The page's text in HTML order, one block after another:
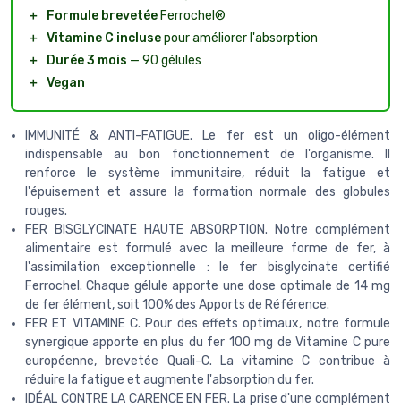
＋
Formule brevetée Ferrochel®
＋ Vitamine C inclusepour améliorer l'absorption
＋
Durée 3 mois — 90 gélules
＋ Vegan
IMMUNITÉ & ANTI-FATIGUE. Le fer est un oligo-élément
indispensable au bon fonctionnement de l'organisme. Il
renforce le système immunitaire, réduit la fatigue et
l'épuisement et assure la formation normale des globules
rouges.
FER BISGLYCINATE HAUTE ABSORPTION. Notre complément
alimentaire est formulé avec la meilleure forme de fer, à
l'assimilation exceptionnelle : le fer bisglycinate certifié
Ferrochel. Chaque gélule apporte une dose optimale de 14 mg
de fer élément, soit 100% des Apports de Référence.
FER ET VITAMINE C. Pour des effets optimaux, notre formule
synergique apporte en plus du fer 100 mg de Vitamine C pure
européenne, brevetée Quali-C. La vitamine C contribue à
réduire la fatigue et augmente l'absorption du fer.
IDÉAL CONTRE LA CARENCE EN FER. La prise d'une complément